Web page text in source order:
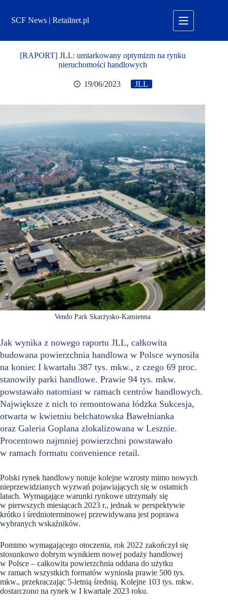
treściSCF News | Retailnet.pl
[RAPORT] JLL: umiarkowany optymizm na rynku
nieruchomości handlowych
19/06/2023 JLL
Vendo Park Skarżysko-Kamienna
Jak wynika z nowego raportu JLL, całkowita
budowana powierzchnia handlowa w Polsce wynosiła
na koniec I kwartału 387 tys. mkw., z czego 69 proc.
stanowiły parki handlowe. Prawie 94 tys. mkw.
powstawało natomiast w ramach centrów handlowych.
Największe z nich to remontowana łódzka Sukcesja,
otwarta w kwietniu bełchatowska Bawełnianka
oraz Galeria Goplana zlokalizowana w Lesznie.
Procentowo najmniej powierzchni powstawało
w ramach formatu convenience retail.
Polski rynek handlowy notuje kolejne wzrosty mimo nowych
nieprzewidzianych wyzwań pojawiających się w ostatnich
latach. Wymagające warunki rynkowe utrzymały się
w pierwszych miesiącach 2023 r., jednak w perspektywie
krótko i średnioterminowej przewidywana jest poprawa
wybranych wskaźników.
Pomimo wymagającego otoczenia, rok 2022 zakończył się
stosunkowo dobrym wynikiem nowej podaży handlowej
w Polsce – całkowita powierzchnia oddana do użytku
w ramach wszystkich formatów wyniosła prawie 500 tys.
mkw., przekraczając 5-letnią średnią. Kolejne 103 tys. mkw.
dostarczono na rynek w I kwartale 2023 roku.